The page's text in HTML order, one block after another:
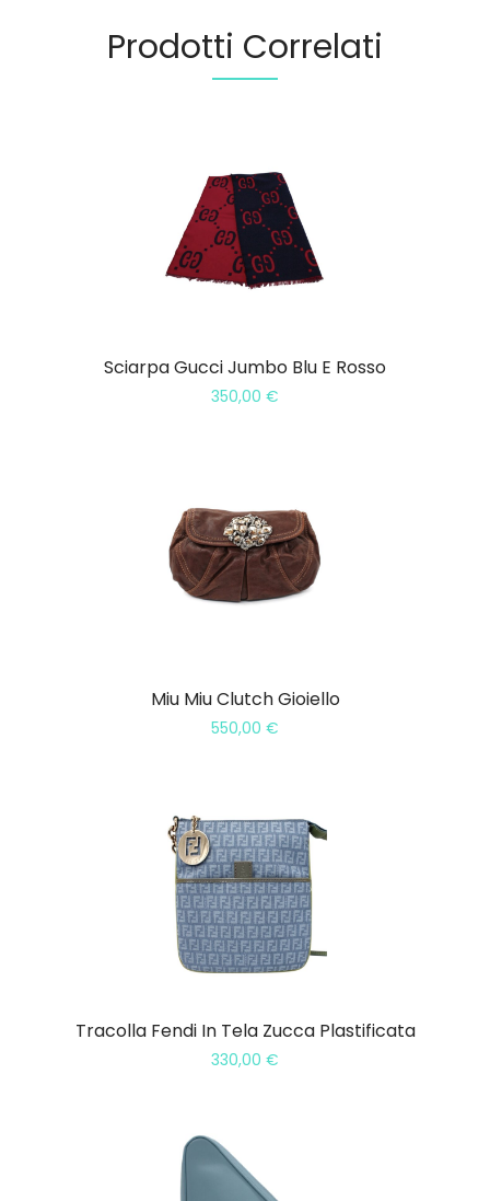
Prodotti Correlati
Sciarpa Gucci Jumbo Blu E Rosso
350,00 €
Miu Miu Clutch Gioiello
550,00 €
Tracolla Fendi In Tela Zucca Plastificata
330,00 €